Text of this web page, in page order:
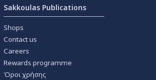
Sakkoulas Publications
Shops
Contact us
Careers
Rewards programme
Όροι χρήσης